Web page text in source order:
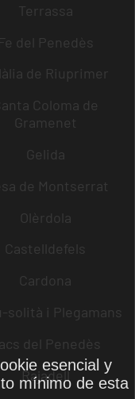
Terrassa
Fe del Penedès
de Riuprimer
Coloma de
Gramenet
Gelida
de Montserrat
Olèrdola
Castelldefels
Cardona
solità i Plegamans
del Penedès
Rajadell
esencial y
mínimo de esta